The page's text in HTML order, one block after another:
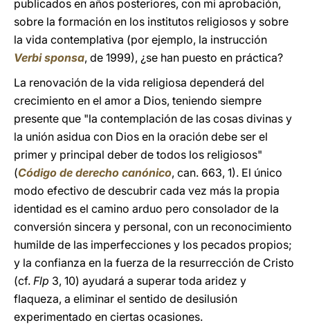
publicados en años posteriores, con mi aprobación,
sobre la formación en los institutos religiosos y sobre
la vida contemplativa (por ejemplo, la instrucción
Verbi sponsa, de 1999), ¿se han puesto en práctica?
La renovación de la vida religiosa dependerá del
crecimiento en el amor a Dios, teniendo siempre
presente que "la contemplación de las cosas divinas y
la unión asidua con Dios en la oración debe ser el
primer y principal deber de todos los religiosos"
(Código de derecho canónico, can. 663, 1). El único
modo efectivo de descubrir cada vez más la propia
identidad es el camino arduo pero consolador de la
conversión sincera y personal, con un reconocimiento
humilde de las imperfecciones y los pecados propios;
y la confianza en la fuerza de la resurrección de Cristo
(cf. Flp 3, 10) ayudará a superar toda aridez y
flaqueza, a eliminar el sentido de desilusión
experimentado en ciertas ocasiones.